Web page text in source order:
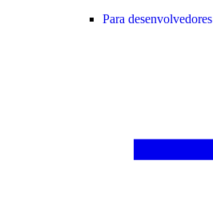
Para desenvolvedores